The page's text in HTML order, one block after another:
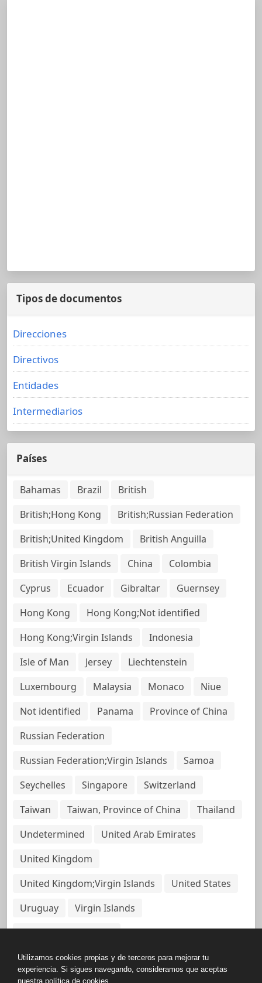
Tipos de documentos
Direcciones
Directivos
Entidades
Intermediarios
Países
Bahamas Brazil
British
British;Hong Kong
British;Russian Federation
British;United Kingdom
British Anguilla
British Virgin Islands
China
Colombia
Cyprus
Ecuador Gibraltar
Guernsey
Hong Kong
Hong Kong;Not identified
Hong Kong;Virgin Islands
Indonesia
Isle of Man
Jersey
Liechtenstein
Luxembourg
Malaysia Monaco
Niue
Not identified
Panama
Province of China
Russian Federation
Russian Federation;Virgin Islands
Samoa
Seychelles
Singapore
Switzerland
Taiwan
Taiwan, Province of China
Thailand
Undetermined
United Arab Emirates
United Kingdom
United Kingdom;Virgin Islands
United States
Uruguay
Virgin Islands
Virgin Islands, British
Utilizamos cookies propias y de terceros para mejorar tu
experiencia. Si sigues navegando, consideramos que aceptas
nuestra política de cookies